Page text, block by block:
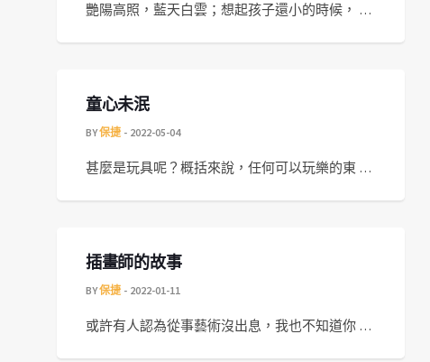
艷陽高照，藍天白雲；想起孩子還小的時候， …
童心未泯
BY保捷 2022-05-04
甚麼是玩具呢？概括來說，任何可以玩樂的東 …
插畫師的故事
BY保捷 2022-01-11
或許有人認為從事藝術沒出息，我也不知道你 …